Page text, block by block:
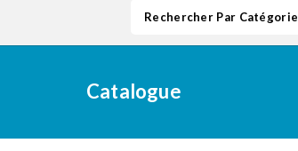
Rechercher Par Catégorie
Catalogue